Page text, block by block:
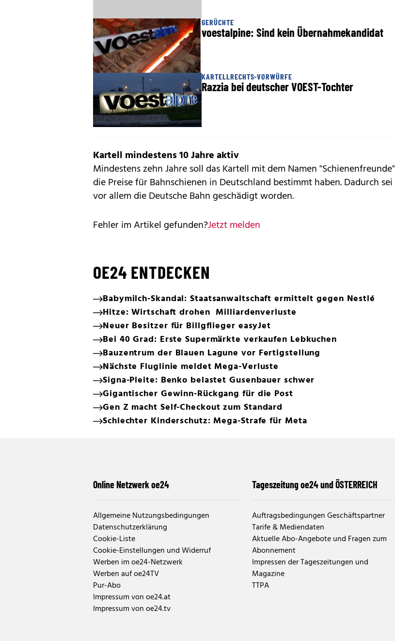
GERÜCHTE
voestalpine: Sind kein Übernahmekandidat
KARTELLRECHTS-VORWÜRFE
Razzia bei deutscher VOEST-Tochter
Kartell mindestens 10 Jahre aktiv
Mindestens zehn Jahre soll das Kartell mit dem Namen "Schienenfreunde"
die Preise für Bahnschienen in Deutschland bestimmt haben. Dadurch sei
vor allem die Deutsche Bahn geschädigt worden.
Fehler im Artikel gefunden?Jetzt melden
OE24 ENTDECKEN
Babymilch-Skandal: Staatsanwaltschaft ermittelt gegen Nestlé
Hitze: Wirtschaft drohen Milliardenverluste
Neuer Besitzer für Billgflieger easyJet
Bei 40 Grad: Erste Supermärkte verkaufen Lebkuchen
Bauzentrum der Blauen Lagune vor Fertigstellung
Nächste Fluglinie meldet Mega-Verluste
Signa-Pleite: Benko belastet Gusenbauer schwer
Gigantischer Gewinn-Rückgang für die Post
Gen Z macht Self-Checkout zum Standard
Schlechter Kinderschutz: Mega-Strafe für Meta
Online Netzwerk oe24
Allgemeine Nutzungsbedingungen
Datenschutzerklärung
Cookie-Liste
Cookie-Einstellungen und Widerruf
Werben im oe24-Netzwerk
Werben auf oe24TV
Pur-Abo
Impressum von oe24.at
Impressum von oe24.tv
Tageszeitung oe24 und ÖSTERREICH
Auftragsbedingungen Geschäftspartner
Tarife & Mediendaten
Aktuelle Abo-Angebote und Fragen zum
Abonnement
Impressen der Tageszeitungen und
Magazine
TTPA